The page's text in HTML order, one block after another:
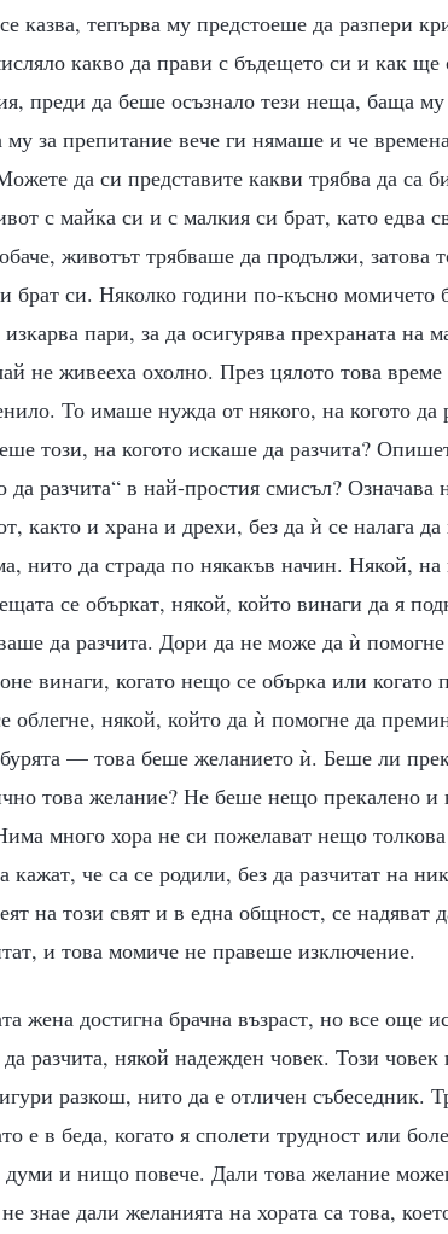
казва, тепърва му предстоеше да разпери
какво да прави с бъдещето си и как ще
преди да беше осъзнало тези неща, баща
му за препитание вече ги нямаше и че
да си представите какви трябва да са
с майка си и с малкия си брат, като едва
животът трябваше да продължи, затова
брат си. Няколко години по-късно момичето
пари, за да осигурява прехраната на
не живееха охолно. През цялото това
То имаше нужда от някого, на когото да
този, на когото искаше да разчита?
да разчита“ в най-простия смисъл?
както и храна и дрехи, без да ѝ се налага
нито да страда по някакъв начин. Някой,
се объркат, някой, който винаги да я
да разчита. Дори да не може да ѝ
винаги, когато нещо се обърка или
облегне, някой, който да ѝ помогне да
— това беше желанието ѝ. Беше ли
това желание? Не беше нещо прекалено и
много хора не си пожелават нещо толкова
че са се родили, без да разчитат на
на този свят и в една общност, се надяват
и това момиче не правеше изключение.
жена достигна брачна възраст, но все още
разчита, някой надежден човек. Този
разкош, нито да е отличен събеседник.
е в беда, когато я сполети трудност или
и нищо повече. Дали това желание
знае дали желанията на хората са това,